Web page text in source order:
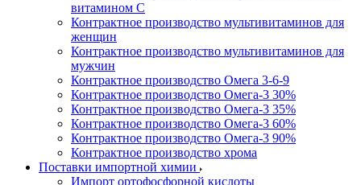
витамином С
Контрактное производство мультивитаминов для
женщин
Контрактное производство мультивитаминов для
мужчин
Контрактное производство Омега 3-6-9
Контрактное производство Омега-3 30%
Контрактное производство Омега-3 35%
Контрактное производство Омега-3 60%
Контрактное производство Омега-3 90%
Контрактное производство хрома
Поставки импортной химии
Импорт ортофосфорной кислоты